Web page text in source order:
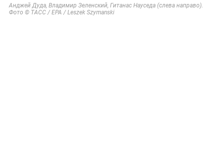
Анджей Дуда, Владимир Зеленский, Гитанас Науседа (слева направо).
Фото © ТАСС / EPA / Leszek Szymanski